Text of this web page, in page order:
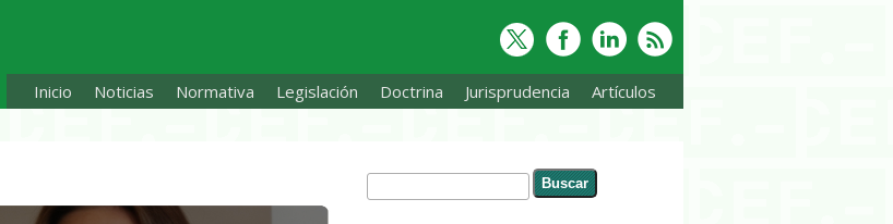
Inicio Noticias Normativa Legislación Doctrina Jurisprudencia Artículos
Formulario de búsqueda
Buscar